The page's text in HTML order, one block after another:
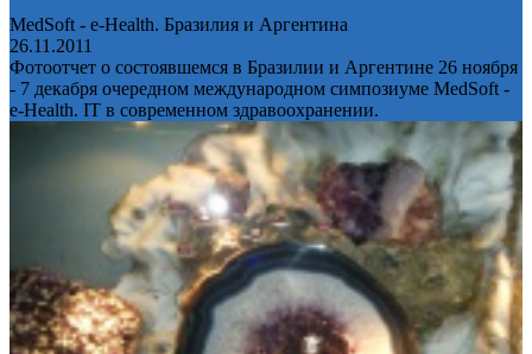
MedSoft - e-Health. Бразилия и Аргентина
26.11.2011
Фотоотчет о состоявшемся в Бразилии и Аргентине 26 ноября
- 7 декабря очередном международном симпозиуме MedSoft -
e-Health. IT в современном здравоохранении.